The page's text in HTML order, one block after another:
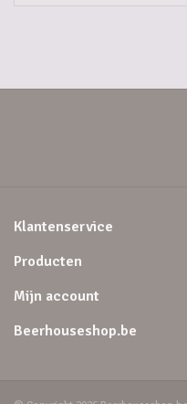
Klantenservice
Producten
Mijn account
Beerhouseshop.be